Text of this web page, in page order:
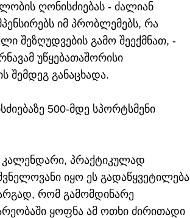
ღონისძიებას - ძალიან
იმ პრობლემებს, რა
შეზღუდვების გამო შეექმნათ, -
უწყებათაშორისი
შემდეგ განაცხადა.
500-მდე სპორტსმენი
კალენდარი, პრაქტიკულად
იყო ეს გადაწყვეტილება
რომ გამომდინარე
ყოფნა ამ ოთხი ძირითადი